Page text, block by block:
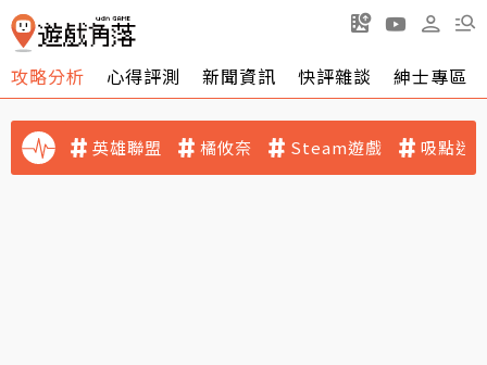
攻略分析 心得評測 新聞資訊 快評雜談 紳士專區
英雄聯盟 橘攸奈 Steam遊戲 吸點迷